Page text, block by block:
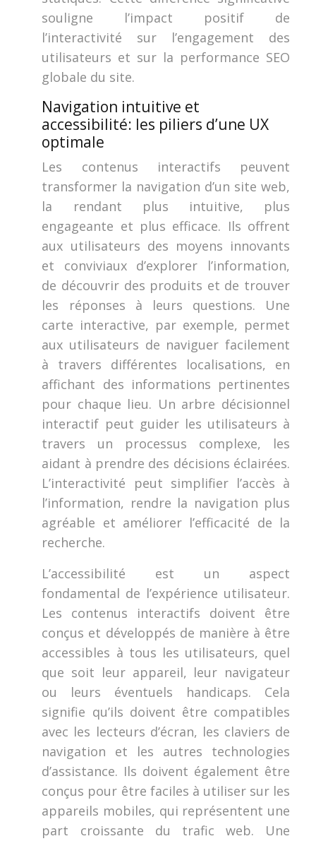
souligne l’impact positif de
l’interactivité sur l’engagement des
utilisateurs et sur la performance SEO
globale du site.
Navigation intuitive et
accessibilité: les piliers d’une UX
optimale
Les contenus interactifs peuvent
transformer la navigation d’un site web,
la rendant plus intuitive, plus
engageante et plus efficace. Ils offrent
aux utilisateurs des moyens innovants
et conviviaux d’explorer l’information,
de découvrir des produits et de trouver
les réponses à leurs questions. Une
carte interactive, par exemple, permet
aux utilisateurs de naviguer facilement
à travers différentes localisations, en
affichant des informations pertinentes
pour chaque lieu. Un arbre décisionnel
interactif peut guider les utilisateurs à
travers un processus complexe, les
aidant à prendre des décisions éclairées.
L’interactivité peut simplifier l’accès à
l’information, rendre la navigation plus
agréable et améliorer l’efficacité de la
recherche.
L’accessibilité est un aspect
fondamental de l’expérience utilisateur.
Les contenus interactifs doivent être
conçus et développés de manière à être
accessibles à tous les utilisateurs, quel
que soit leur appareil, leur navigateur
ou leurs éventuels handicaps. Cela
signifie qu’ils doivent être compatibles
avec les lecteurs d’écran, les claviers de
navigation et les autres technologies
d’assistance. Ils doivent également être
conçus pour être faciles à utiliser sur les
appareils mobiles, qui représentent une
part croissante du trafic web. Une